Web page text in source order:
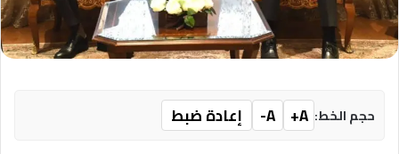
حجم الخط: A+
A-
إعادة ضبط